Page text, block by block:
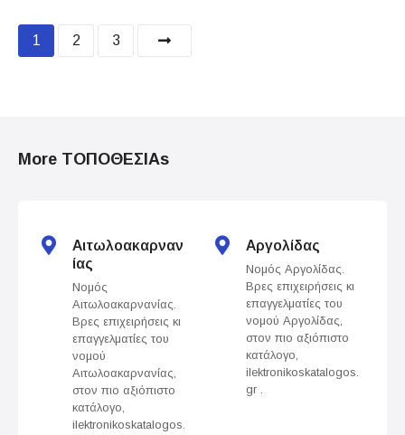
P
t
1 2 3
More ΤΟΠΟΘΕΣΙΑs
Αιτωλοακαρναν
ίας
Νομός
Αιτωλοακαρνανίας.
Βρες επιχειρήσεις κι
επαγγελματίες του
νομού
Αιτωλοακαρνανίας,
στον πιο αξιόπιστο
κατάλογο,
ilektronikoskatalogos.
Αργολίδας
Νομός Αργολίδας.
Βρες επιχειρήσεις κι
επαγγελματίες του
νομού Αργολίδας,
στον πιο αξιόπιστο
κατάλογο,
ilektronikoskatalogos.
gr .